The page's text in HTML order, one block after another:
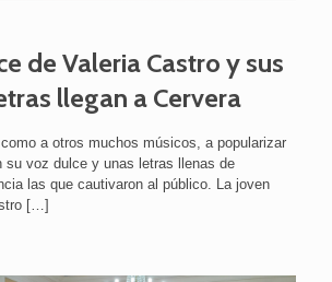
de Valeria Castro y sus
llegan a Cervera
a otros muchos músicos, a popularizar
su voz dulce y unas letras llenas de
las que cautivaron al público. La joven
[…]